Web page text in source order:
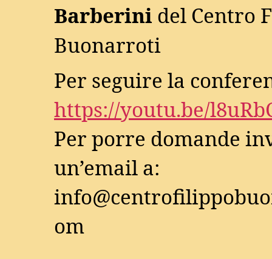
Barberini del Centro
Buonarroti
Per seguire la
https://youtu.be/
Per porre domande
un’email a:
om